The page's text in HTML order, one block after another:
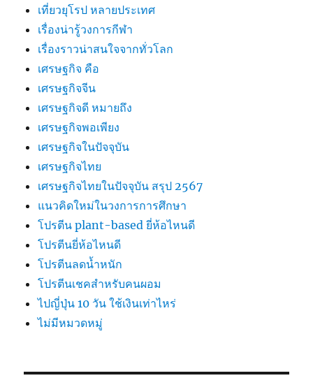
เที่ยวยุโรป หลายประเทศ
เรื่องน่ารู้วงการกีฬา
เรื่องราวน่าสนใจจากทั่วโลก
เศรษฐกิจ คือ
เศรษฐกิจจีน
เศรษฐกิจดี หมายถึง
เศรษฐกิจพอเพียง
เศรษฐกิจในปัจจุบัน
เศรษฐกิจไทย
เศรษฐกิจไทยในปัจจุบัน สรุป 2567
แนวคิดใหม่ในวงการการศึกษา
โปรตีน plant-based ยี่ห้อไหนดี
โปรตีนยี่ห้อไหนดี
โปรตีนลดน้ำหนัก
โปรตีนเชคสำหรับคนผอม
ไปญี่ปุ่น 10 วัน ใช้เงินเท่าไหร่
ไม่มีหมวดหมู่